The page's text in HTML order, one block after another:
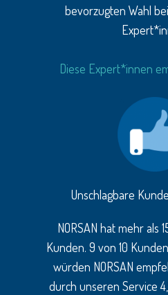
bevorzugten Wahl
Diese Expert*innen
Unschlagbare
NORSAN hat mehr als
Kunden. 9 von 10
würden NORSAN
durch unseren Service